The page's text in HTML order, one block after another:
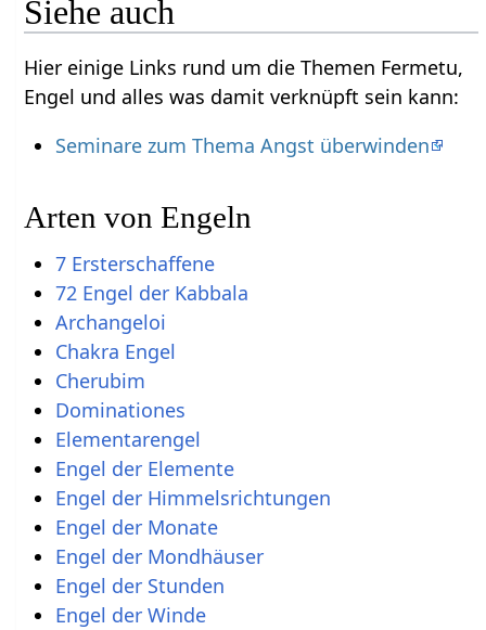
Siehe auch
Hier einige Links rund um die Themen Fermetu,
Engel und alles was damit verknüpft sein kann:
Seminare zum Thema Angst überwinden
Arten von Engeln
7 Ersterschaffene
72 Engel der Kabbala
Archangeloi
Chakra Engel
Cherubim
Dominationes
Elementarengel
Engel der Elemente
Engel der Himmelsrichtungen
Engel der Monate
Engel der Mondhäuser
Engel der Stunden
Engel der Winde